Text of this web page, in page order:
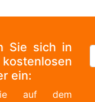
Sie sich in
ein:
auf dem